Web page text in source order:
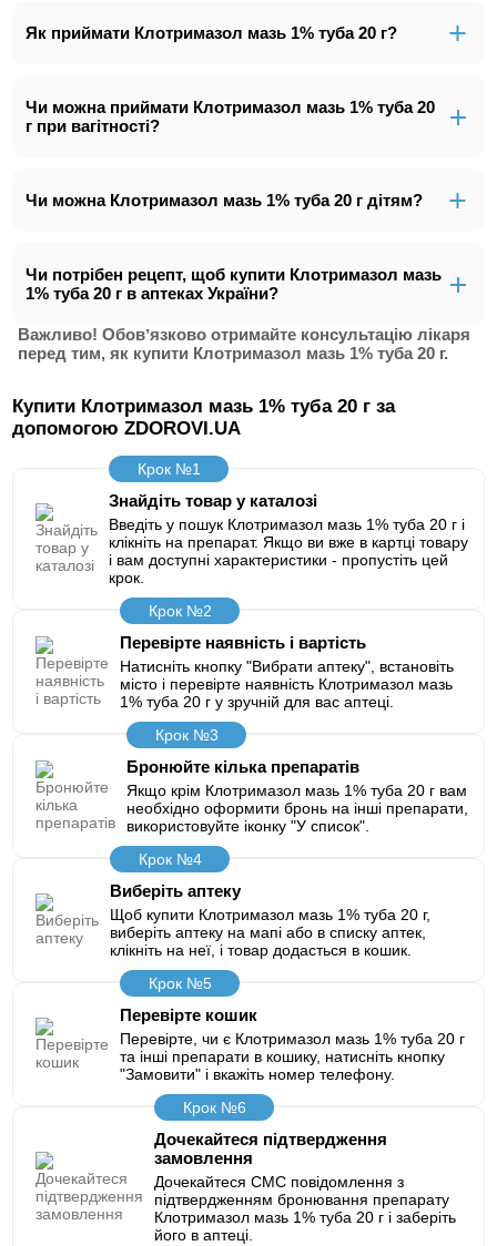
Як приймати Клотримазол мазь 1% туба 20 г?
Чи можна приймати Клотримазол мазь 1% туба 20
г при вагітності?
Чи можна Клотримазол мазь 1% туба 20 г дітям?
Чи потрібен рецепт, щоб купити Клотримазол мазь
1% туба 20 г в аптеках України?
Важливо! Обовʼязково отримайте консультацію лікаря
перед тим, як купити Клотримазол мазь 1% туба 20 г.
Купити Клотримазол мазь 1% туба 20 г за
допомогою ZDOROVI.UA
Крок №1
Знайдіть товар у каталозі
Введіть у пошук Клотримазол мазь 1% туба 20 г і
клікніть на препарат. Якщо ви вже в картці товару
і вам доступні характеристики - пропустіть цей
крок.
Крок №2
Перевірте наявність і вартість
Натисніть кнопку "Вибрати аптеку", встановіть
місто і перевірте наявність Клотримазол мазь
1% туба 20 г у зручній для вас аптеці.
Крок №3
Бронюйте кілька препаратів
Якщо крім Клотримазол мазь 1% туба 20 г вам
необхідно оформити бронь на інші препарати,
використовуйте іконку "У список".
Крок №4
Виберіть аптеку
Щоб купити Клотримазол мазь 1% туба 20 г,
виберіть аптеку на мапі або в списку аптек,
клікніть на неї, і товар додасться в кошик.
Крок №5
Перевірте кошик
Перевірте, чи є Клотримазол мазь 1% туба 20 г
та інші препарати в кошику, натисніть кнопку
"Замовити" і вкажіть номер телефону.
Крок №6
Дочекайтеся підтвердження
замовлення
Дочекайтеся СМС повідомлення з
підтвердженням бронювання препарату
Клотримазол мазь 1% туба 20 г і заберіть
його в аптеці.